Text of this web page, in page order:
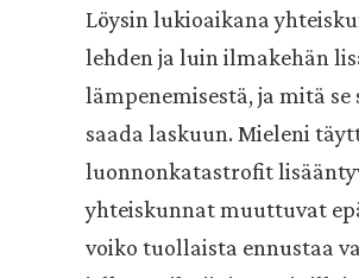
Löysin lukioaikana
lehden ja luin ilmakehän
lämpenemisestä, ja mitä
saada laskuun. Mieleni
luonnonkatastrofit
yhteiskunnat muuttuvat
voiko tuollaista ennustaa